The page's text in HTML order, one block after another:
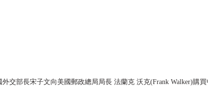
交部長宋子文向美國郵政總局局長 法蘭克 沃克(Frank Walker)購